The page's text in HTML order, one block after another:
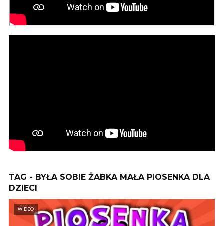
TAG - BYŁA SOBIE ŻABKA MAŁA PIOSENKA DLA
DZIECI
WIDEO